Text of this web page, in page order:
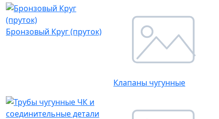
Бронзовый Круг (пруток)
Клапаны чугунные